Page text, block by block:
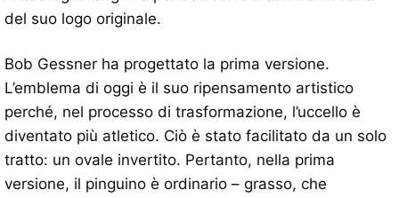
del suo logo originale.
Bob Gessner ha progettato la prima versione.
L’emblema di oggi è il suo ripensamento artistico
perché, nel processo di trasformazione, l’uccello è
diventato più atletico. Ciò è stato facilitato da un solo
tratto: un ovale invertito. Pertanto, nella prima
versione, il pinguino è ordinario – grasso, che